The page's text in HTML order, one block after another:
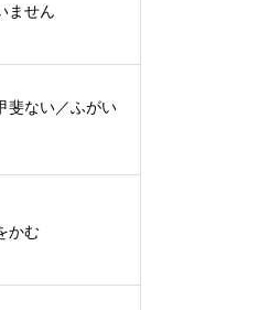
ません
斐ない／ふがい
かむ